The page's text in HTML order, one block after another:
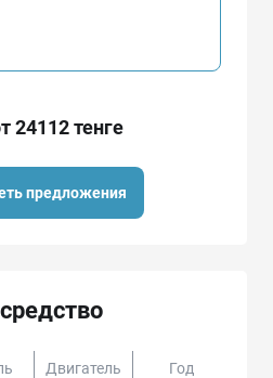
24112 тенге
предложения
Двигатель
Год